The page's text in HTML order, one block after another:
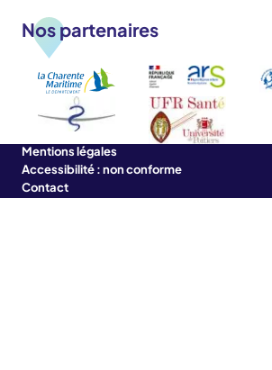
Nos partenaires
Mentions légales
Accessibilité : non conforme
Contact